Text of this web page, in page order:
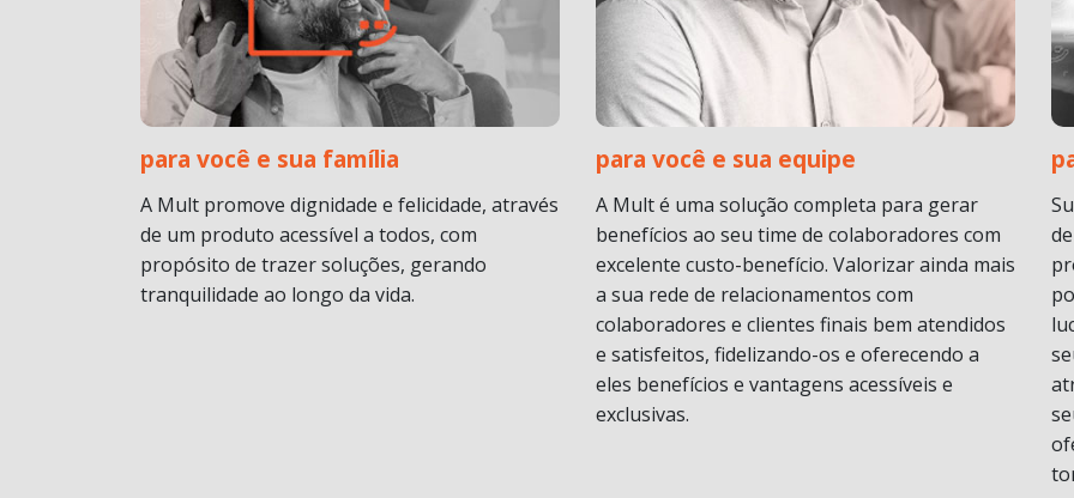
para você e sua família
A Mult promove dignidade e felicidade, através
de um produto acessível a todos, com
propósito de trazer soluções, gerando
tranquilidade ao longo da vida.
para você e sua equipe
A Mult é uma solução completa para gerar
benefícios ao seu time de colaboradores com
excelente custo-benefício. Valorizar ainda mais
a sua rede de relacionamentos com
colaboradores e clientes finais bem atendidos
e satisfeitos, fidelizando-os e oferecendo a
eles benefícios e vantagens acessíveis e
exclusivas.